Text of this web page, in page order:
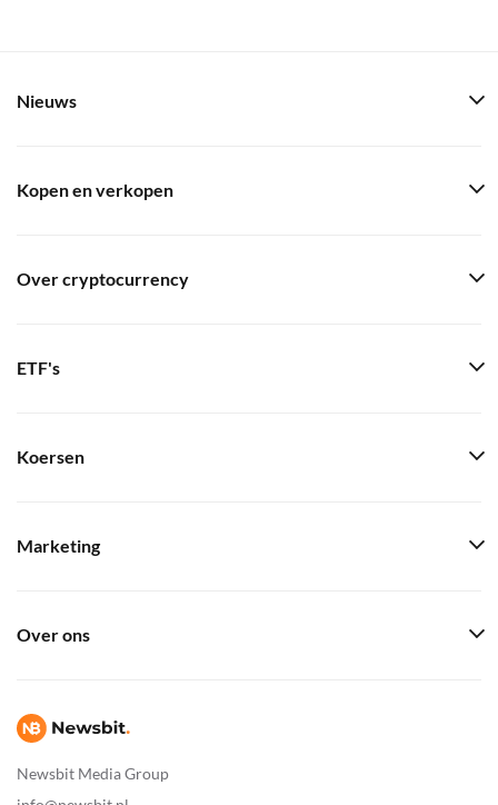
Newsbit Media Group
Nieuws
Kopen en verkopen
Over cryptocurrency
ETF's
Koersen
Marketing
Over ons